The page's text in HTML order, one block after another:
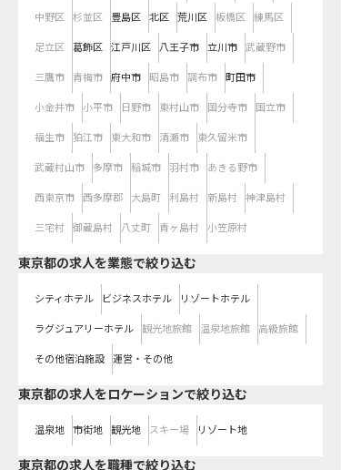
中野区 杉並区 豊島区 北区 荒川区 板橋区 練馬区
足立区 葛飾区 江戸川区 八王子市 立川市 武蔵野市
三鷹市 青梅市 府中市 昭島市 調布市 町田市
小金井市 小平市 日野市 東村山市 国分寺市 国立市
福生市 狛江市 東大和市 清瀬市 東久留米市
武蔵村山市 多摩市 稲城市 羽村市 あきる野市
西東京市 西多摩郡 大島町 利島村 新島村 神津島村
三宅村 御蔵島村 八丈町 青ヶ島村 小笠原村
東京都の求人を業態で絞り込む
シティホテル ビジネスホテル リゾートホテル
ラグジュアリーホテル 観光地旅館 温泉地旅館 高級旅館
その他宿泊施設 運営・その他
東京都の求人をロケーションで絞り込む
温泉地 市街地 観光地 スキー場 リゾート地
東京都の求人を職種で絞り込む